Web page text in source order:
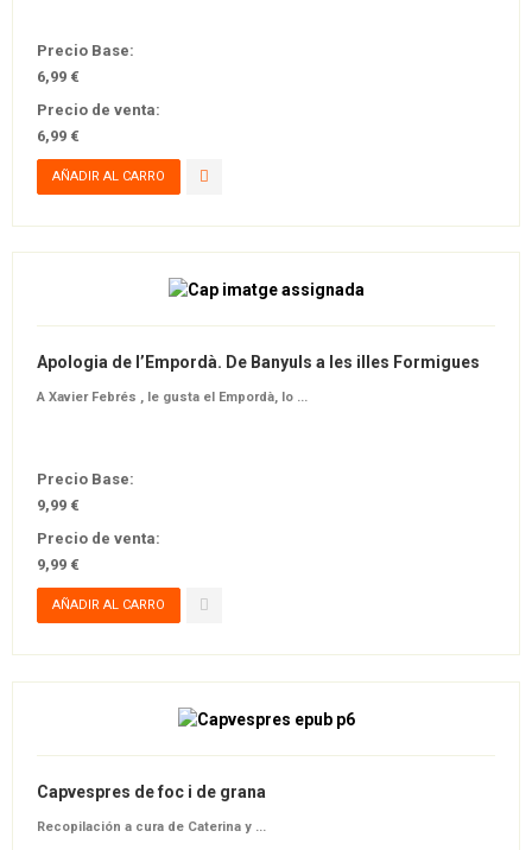
Precio Base:
6,99 €
Precio de venta:
6,99 €
Apologia de l’Empordà. De Banyuls a les illes Formigues
A Xavier Febrés , le gusta el Empordà, lo ...
Precio Base:
9,99 €
Precio de venta:
9,99 €
Capvespres de foc i de grana
Recopilación a cura de Caterina y ...